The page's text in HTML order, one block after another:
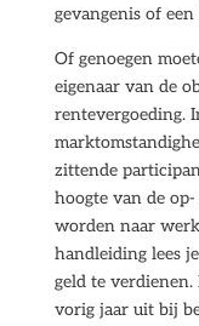
gevangenis of
Of genoegen
eigenaar van de
rentevergoeding.
zittende
hoogte van de op-
worden naar
handleiding lees
geld te
vorig jaar uit bij